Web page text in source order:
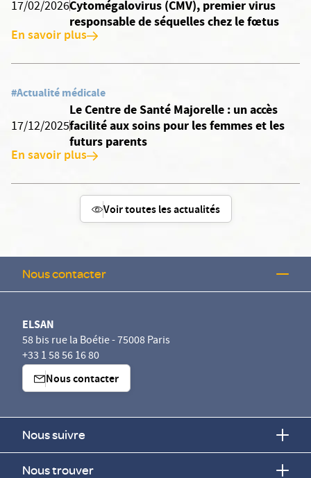
17/02/2026Cytomégalovirus (CMV), premier virus
responsable de séquelles chez le fœtus
En savoir plus
#Actualité médicale
17/12/2025
Le Centre de Santé Majorelle : un accès
facilité aux soins pour les femmes et les
futurs parents
En savoir plus
Voir toutes les actualités
Nous contacter
ELSAN
58 bis rue la Boétie - 75008 Paris
+33 1 58 56 16 80
Nous contacter
Nous suivre
Nous trouver